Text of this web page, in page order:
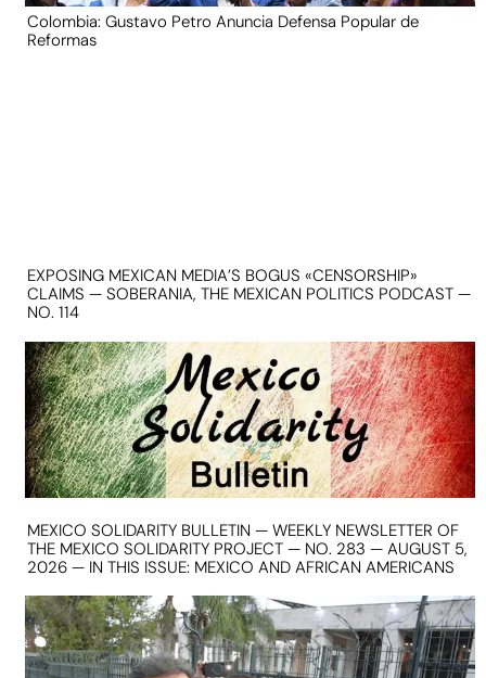
Colombia: Gustavo Petro Anuncia Defensa Popular de
Reformas
EXPOSING MEXICAN MEDIA’S BOGUS «CENSORSHIP»
CLAIMS — SOBERANIA, THE MEXICAN POLITICS PODCAST —
NO. 114
MEXICO SOLIDARITY BULLETIN — WEEKLY NEWSLETTER OF
THE MEXICO SOLIDARITY PROJECT — NO. 283 — AUGUST 5,
2026 — IN THIS ISSUE: MEXICO AND AFRICAN AMERICANS